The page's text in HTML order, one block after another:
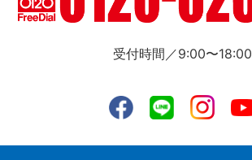
受付時間／9:00〜18:00